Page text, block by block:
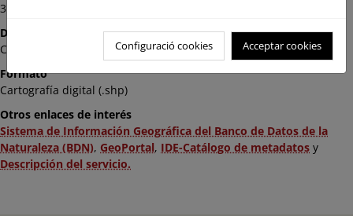
31/12/2011
Disponibilidad
Comunidad Autónoma
Formato
Cartografía digital (.shp)
Otros enlaces de interés
Sistema de Información Geográfica del Banco de Datos de la
Naturaleza (BDN), GeoPortal, IDE-Catálogo de metadatos y
Descripción del servicio.
Configuració cookies Acceptar cookies